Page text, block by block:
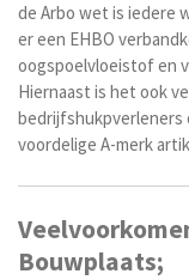
de Arbo wet is iedere
er een EHBO
oogspoelvloeistof en
Hiernaast is het ook
bedrijfshukpverleners
voordelige A-merk
Bouwplaats;